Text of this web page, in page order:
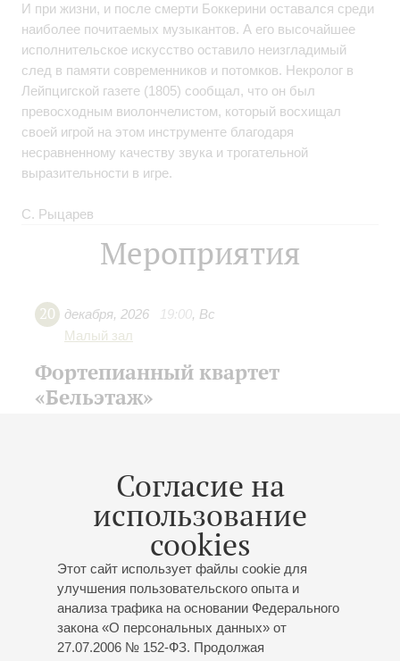
Согласие на
использование
cookies
Этот сайт использует файлы cookie для
улучшения пользовательского опыта и
анализа трафика на основании Федерального
закона «О персональных данных» от
27.07.2006 № 152-ФЗ. Продолжая
И при жизни, и после смерти Боккерини оставался среди
наиболее почитаемых музыкантов. А его высочайшее
исполнительское искусство оставило неизгладимый
след в памяти современников и потомков. Некролог в
Лейпцигской газете (1805) сообщал, что он был
превосходным виолончелистом, который восхищал
своей игрой на этом инструменте благодаря
несравненному качеству звука и трогательной
выразительности в игре.
С. Рыцарев
Мероприятия
20 декабря, 2026 19:00, Вс
Малый зал
Фортепианный квартет
«Бельэтаж»
Малер : Фортепианный квартет
500 — 800 р.
января,2027 19:00,Пт
Малый зал